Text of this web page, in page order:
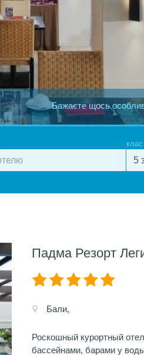
Бажаєте щось
Падма Резорт
Бали,
Роскошный курортный
бассейнами, барами у